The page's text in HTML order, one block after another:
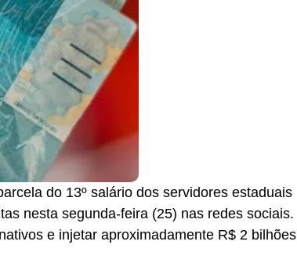
do 13º salário dos servidores estaduais
nesta segunda-feira (25) nas redes sociais.
e injetar aproximadamente R$ 2 bilhões